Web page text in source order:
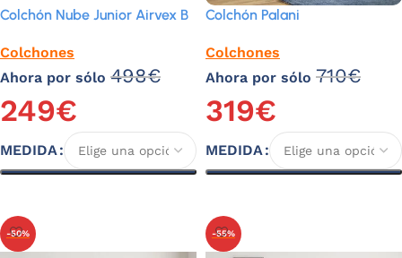
Colchón Nube Junior Airvex B
Colchones
Ahora por sólo 498€
249€
MEDIDA
Colchón Palani
Colchones
Ahora por sólo 710€
319€
MEDIDA
-50% -55%